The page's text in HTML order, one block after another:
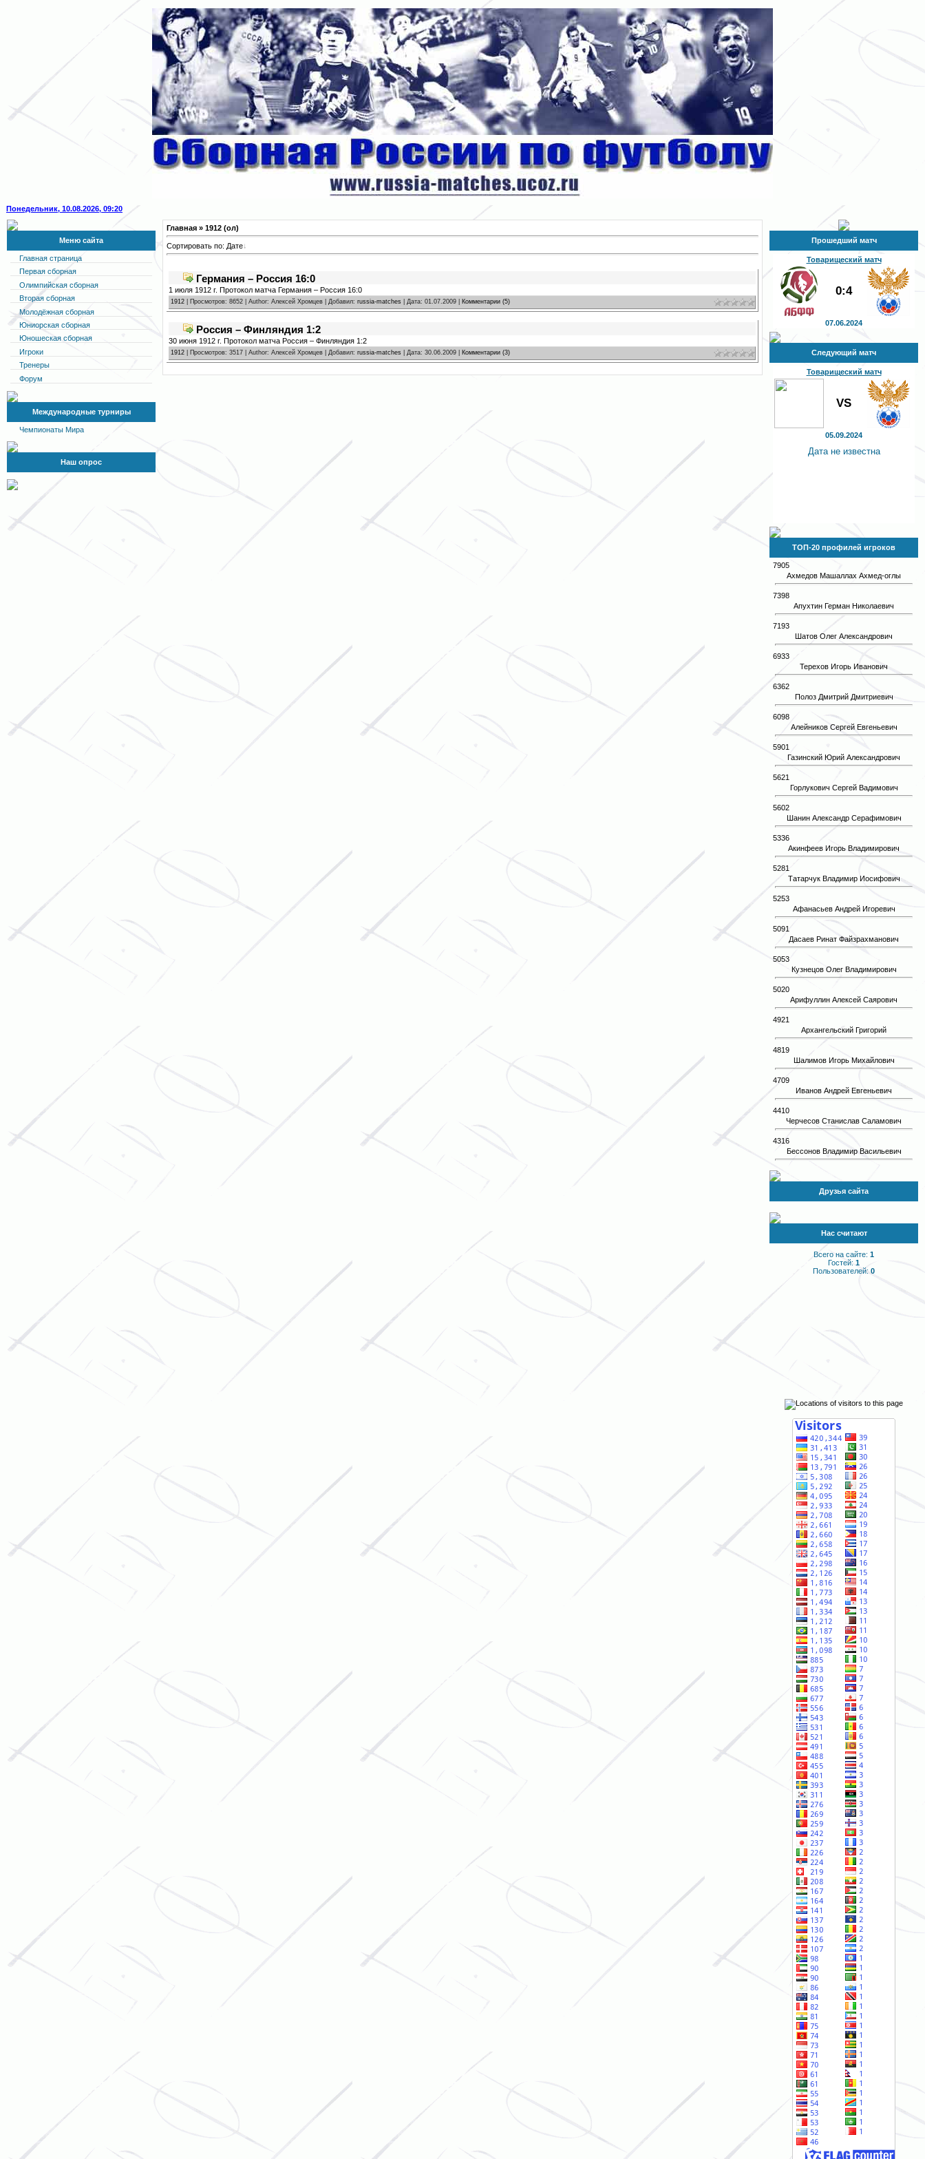
Понедельник, 10.08.2026, 09:20
Меню сайта
Главная страница
Первая сборная
Олимпийская сборная
Вторая сборная
Молодёжная сборная
Юниорская сборная
Юношеская сборная
Игроки
Тренеры
Форум
Международные турниры
Чемпионаты Мира
Наш опрос
Главная » 1912 (ол)
Сортировать по: Дате
Германия – Россия 16:0
1 июля 1912 г. Протокол матча Германия – Россия 16:0
1912 | Просмотров: 8652 | Author: Алексей Хромцев | Добавил: russia-matches | Дата: 01.07.2009 Комментарии (5)
Россия – Финляндия 1:2
30 июня 1912 г. Протокол матча Россия – Финляндия 1:2
1912 | Просмотров: 3517 | Author: Алексей Хромцев | Добавил: russia-matches | Дата: 30.06.2009 Комментарии (3)
Прошедший матч
Товарищеский матч
0:4
07.06.2024
Следующий матч
Товарищеский матч
VS
05.09.2024
Дата не известна
ТОП-20 профилей игроков
7905
Ахмедов Машаллах Ахмед-оглы
7398
Апухтин Герман Николаевич
7193
Шатов Олег Александрович
6933
Терехов Игорь Иванович
6362
Полоз Дмитрий Дмитриевич
6098
Алейников Сергей Евгеньевич
5901
Газинский Юрий Александрович
5621
Горлукович Сергей Вадимович
5602
Шанин Александр Серафимович
5336
Акинфеев Игорь Владимирович
5281
Татарчук Владимир Иосифович
5253
Афанасьев Андрей Игоревич
5091
Дасаев Ринат Файзрахманович
5053
Кузнецов Олег Владимирович
5020
Арифуллин Алексей Саярович
4921
Архангельский Григорий
4819
Шалимов Игорь Михайлович
4709
Иванов Андрей Евгеньевич
4410
Черчесов Станислав Саламович
4316
Бессонов Владимир Васильевич
Друзья сайта
Нас считают
Всего на сайте: 1
Гостей: 1
Пользователей: 0